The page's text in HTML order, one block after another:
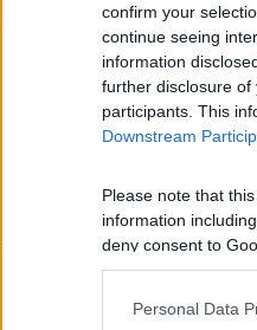
confirm your
continue seeing
information
further disclosure of
participants. This
Downstream
Please note that
information
deny consent to
in below Google
Personal Data